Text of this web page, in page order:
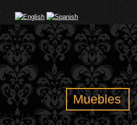
Muebles